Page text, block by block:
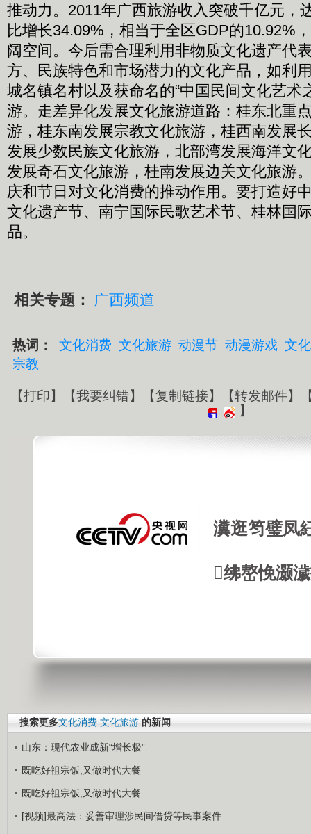
推动力。2011年广西旅游收入突破千亿元，
比增长34.09%，相当于全区GDP的10.92%
阔空间。今后需合理利用非物质文化遗产代
方、民族特色和市场潜力的文化产品，如利
城名镇名村以及获命名的“中国民间文化艺术
游。走差异化发展文化旅游道路：桂东北重
游，桂东南发展宗教文化旅游，桂西南发展
发展少数民族文化旅游，北部湾发展海洋文
发展奇石文化旅游，桂南发展边关文化旅游
庆和节日对文化消费的推动作用。要打造
文化遗产节、南宁国际民歌艺术节、桂林国
品。
相关专题： 广西频道
热词： 文化消费 文化旅游 动漫节 动漫游戏 文
宗教
【打印】【我要纠错】【复制链接】【转发邮件】
】
瀵逛笉璧凤
绋嶅悗灏
搜索更多文化消费 文化旅游 的新闻
山东：现代农业成新“增长极”
既吃好祖宗饭,又做时代大餐
既吃好祖宗饭,又做时代大餐
[视频]最高法：妥善审理涉民间借贷等民事案件